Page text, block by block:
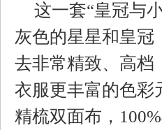
这一套“皇冠与
灰色的星星和皇冠
去非常精致、高档
衣服更丰富的色彩
精梳双面布，